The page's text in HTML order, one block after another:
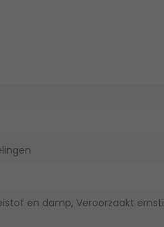
en damp, Veroorzaakt